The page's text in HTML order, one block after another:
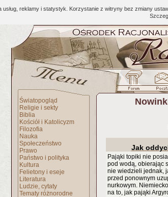
reklamy i statystyk. Korzystanie z witryny bez zmiany
Światopogląd
Religie i sekty
Biblia
Kościół i Katolicyzm
Filozofia
Nauka
Społeczeństwo
Prawo
Państwo i polityka
Kultura
Felietony i eseje
Literatura
Ludzie, cytaty
Tematy różnorodne
Jak
Pająki topiki nie
pod wodą, obierając
nie wiedzieli jednak,
przed ponownym
nurkowym.
na to, jak pająki